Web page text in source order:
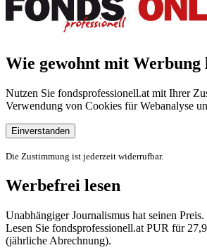
Wie gewohnt mit Werbung
Nutzen Sie fondsprofessionell.at mit Ihrer
Verwendung von Cookies für Webanalyse
Einverstanden
Die Zustimmung ist jederzeit widerrufbar.
Werbefrei lesen
Unabhängiger Journalismus hat seinen Preis.
Lesen Sie fondsprofessionell.at PUR für
(jährliche Abrechnung).